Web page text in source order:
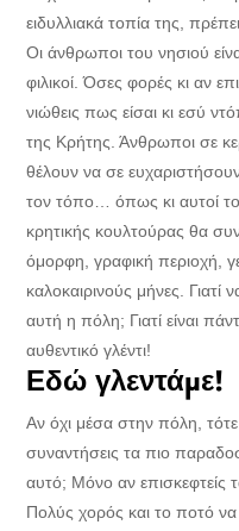
ειδυλλιακά τοπία της,
Οι άνθρωποι του νησιού
φιλικοί. Όσες φορές κι αν
νιώθεις πως είσαι κι εσύ
της Κρήτης. Άνθρωποι σε
θέλουν να σε
τον τόπο… όπως κι αυτοί
κρητικής κουλτούρας θα
όμορφη, γραφική περιοχή,
καλοκαιρινούς μήνες. Γιατί
αυτή η πόλη; Γιατί είναι
αυθεντικό γλέντι!
Εδώ γλεντάμε!
Αν όχι μέσα στην πόλη,
συναντήσεις τα πιο
αυτό; Μόνο αν επισκεφτείς
Πολύς χορός και το ποτό να